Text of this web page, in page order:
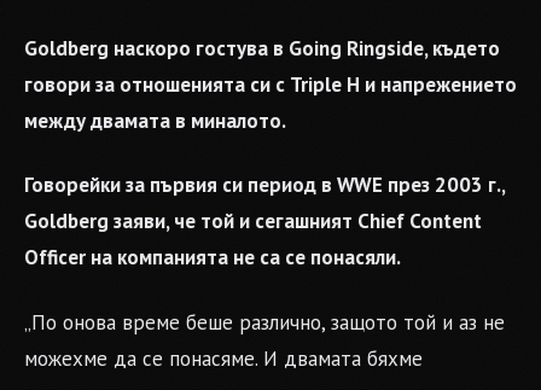
Goldberg наскоро гостува в Going Ringside, където
говори за отношенията си с Triple H и напрежението
между двамата в миналото.
Говорейки за първия си период в WWE през 2003 г.,
Goldberg заяви, че той и сегашният Chief Content
Officer на компанията не са се понасяли.
„По онова време беше различно, защото той и аз не
можехме да се понасяме. И двамата бяхме